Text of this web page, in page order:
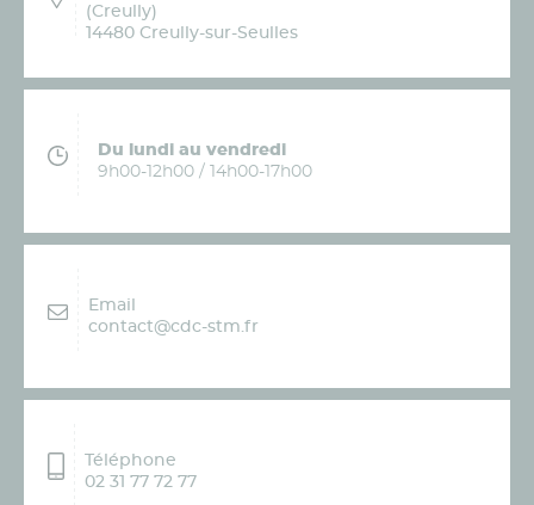
(Creully)
14480 Creully-sur-Seulles
Du lundi au vendredi
9h00-12h00 / 14h00-17h00
Email
contact@cdc-stm.fr
Téléphone
02 31 77 72 77